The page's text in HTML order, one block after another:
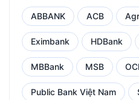
ABBANK ACB
Eximbank HDBank
MBBank MSB
Public Bank Việt Nam